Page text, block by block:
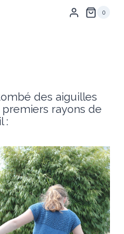
0
des aiguilles
rayons de
: